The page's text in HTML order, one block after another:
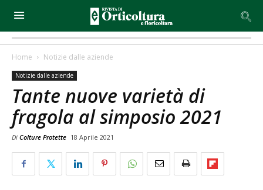
Home Notizie dalle aziende
Notizie dalle aziende
Tante nuove varietà di
fragola al simposio 2021
Di Colture Protette 18 Aprile 2021